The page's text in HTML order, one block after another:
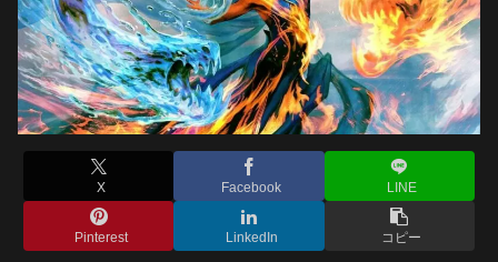
X Facebook LINE
Pinterest LinkedIn コピー